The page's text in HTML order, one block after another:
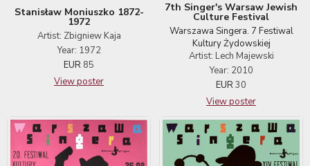
Stanisław Moniuszko 1872-
1972
Artist: Zbigniew Kaja
Year: 1972
EUR 85
View poster
7th Singer's Warsaw Jewish
Culture Festival
Warszawa Singera. 7 Festiwal
Kultury Żydowskiej
Artist: Lech Majewski
Year: 2010
EUR30
View poster